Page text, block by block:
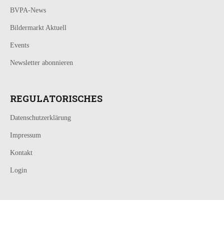
BVPA-News
Bildermarkt Aktuell
Events
Newsletter abonnieren
REGULATORISCHES
Datenschutzerklärung
Impressum
Kontakt
Login